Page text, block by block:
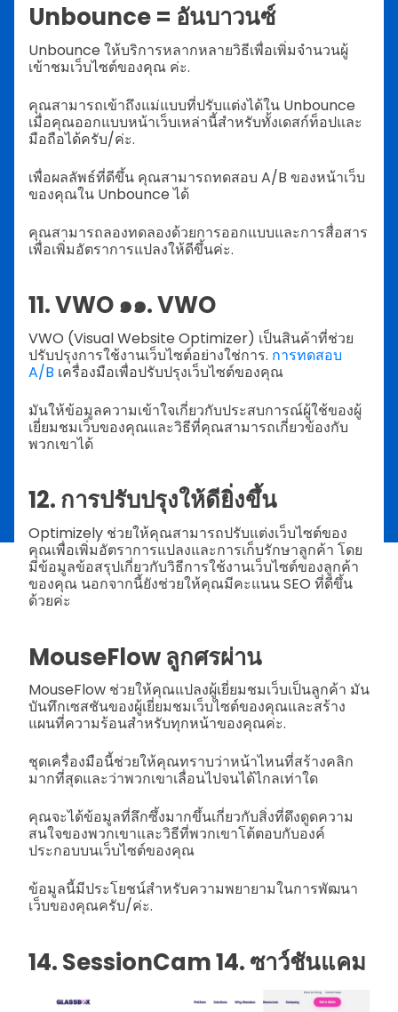
Unbounce = อันบาวนซ์
Unbounce ให้บริการหลากหลายวิธีเพื่อเพิ่มจำนวนผู้
เข้าชมเว็บไซต์ของคุณ ค่ะ.
คุณสามารถเข้าถึงแม่แบบที่ปรับแต่งได้ใน Unbounce
เมื่อคุณออกแบบหน้าเว็บเหล่านี้สำหรับทั้งเดสก์ท็อปและ
มือถือได้ครับ/ค่ะ.
เพื่อผลลัพธ์ที่ดีขึ้น คุณสามารถทดสอบ A/B ของหน้าเว็บ
ของคุณใน Unbounce ได้
คุณสามารถลองทดลองด้วยการออกแบบและการสื่อสาร
เพื่อเพิ่มอัตราการแปลงให้ดีขึ้นค่ะ.
11. VWO ๑๑. VWO
VWO (Visual Website Optimizer) เป็นสินค้าที่ช่วย
ปรับปรุงการใช้งานเว็บไซต์อย่างใช่การ. การทดสอบ
A/B เครื่องมือเพื่อปรับปรุงเว็บไซต์ของคุณ
มันให้ข้อมูลความเข้าใจเกี่ยวกับประสบการณ์ผู้ใช้ของผู้
เยี่ยมชมเว็บของคุณและวิธีที่คุณสามารถเกี่ยวข้องกับ
พวกเขาได้
12. การปรับปรุงให้ดียิ่งขึ้น
Optimizely ช่วยให้คุณสามารถปรับแต่งเว็บไซต์ของ
คุณเพื่อเพิ่มอัตราการแปลงและการเก็บรักษาลูกค้า โดย
มีข้อมูลข้อสรุปเกี่ยวกับวิธีการใช้งานเว็บไซต์ของลูกค้า
ของคุณ นอกจากนี้ยังช่วยให้คุณมีคะแนน SEO ที่ดีขึ้น
ด้วยค่ะ
MouseFlow ลูกศรผ่าน
MouseFlow ช่วยให้คุณแปลงผู้เยี่ยมชมเว็บเป็นลูกค้า มัน
บันทึกเซสชันของผู้เยี่ยมชมเว็บไซต์ของคุณและสร้าง
แผนที่ความร้อนสำหรับทุกหน้าของคุณค่ะ.
ชุดเครื่องมือนี้ช่วยให้คุณทราบว่าหน้าไหนที่สร้างคลิก
มากที่สุดและว่าพวกเขาเลื่อนไปจนได้ไกลเท่าใด
คุณจะได้ข้อมูลที่ลึกซึ้งมากขึ้นเกี่ยวกับสิ่งที่ดึงดูดความ
สนใจของพวกเขาและวิธีที่พวกเขาโต้ตอบกับองค์
ประกอบบนเว็บไซต์ของคุณ
ข้อมูลนี้มีประโยชน์สำหรับความพยายามในการพัฒนา
เว็บของคุณครับ/ค่ะ.
14. SessionCam 14. ซาว์ชันแคม